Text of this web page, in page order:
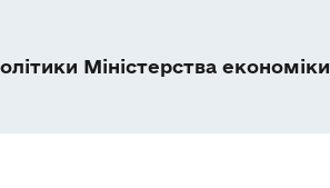
Міністерства економіки